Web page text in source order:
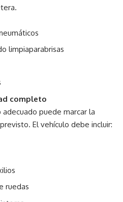
limpiaparabrisas
completo
puede marcar la
El vehículo debe incluir:
ruedas